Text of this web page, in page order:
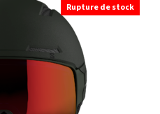
Rupture de stock